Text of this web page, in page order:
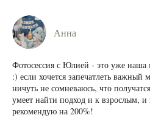
Анна
Фотосессия с Юлией - это уже наша
:) если хочется запечатлеть
ничуть не сомневаюсь, что
умеет найти подход и к взрослым,
рекомендую на 200%!